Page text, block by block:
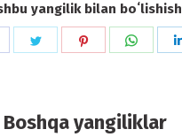
yangilik bilan boʻlishish
Share
Share
Share
Share
Boshqa yangiliklar